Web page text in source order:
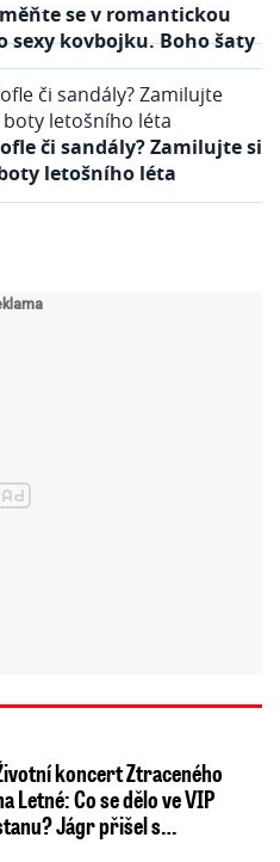
se v romantickou
sexy kovbojku. Boho šaty
či sandály? Zamilujte si
letošního léta
koncert Ztraceného
Letné: Co se dělo ve VIP
Jágr přišel s…